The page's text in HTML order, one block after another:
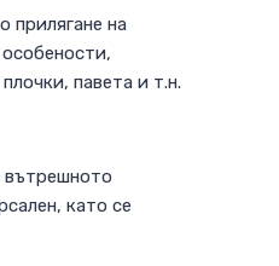
прилягане на
павета и т.н.
вътрешното
като се